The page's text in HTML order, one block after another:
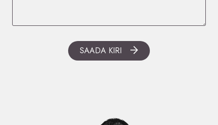
SAADA KIRI